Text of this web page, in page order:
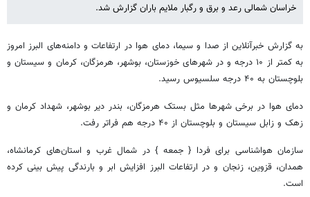
خراسان شمالی رعد و برق و رگبار ملایم باران گزارش شد.
به گزارش خبرآنلاین از صدا و سیما، دمای هوا در ارتفاعات و دامنه‌های البرز امروز
به کمتر از ۱۰ درجه و در شهرهای خوزستان، بوشهر، هرمزگان، کرمان و سیستان و
بلوچستان به ۴۰ درجه سلسیوس رسید.
دمای هوا در برخی شهرها مثل بستک هرمزگان، بندر دیر بوشهر، شهداد کرمان و
زهک و زابل سیستان و بلوچستان از ۴۰ درجه هم فراتر رفت.
سازمان هواشناسی برای فردا { جمعه } در شمال غرب و استان‌های کرمانشاه،
همدان، قزوین، زنجان و در ارتفاعات البرز افزایش ابر و بارندگی پیش بینی کرده
است.